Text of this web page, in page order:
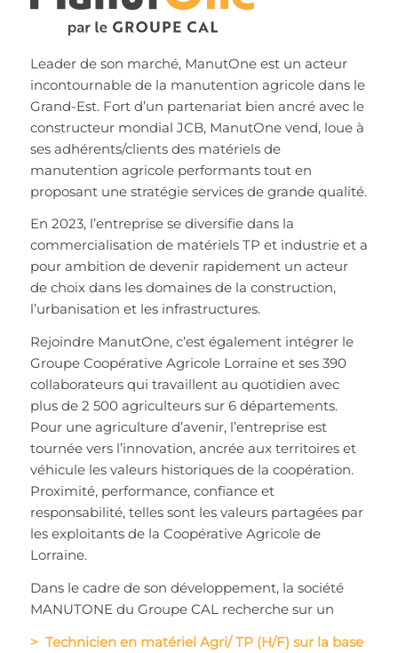
Leader de son marché, ManutOne est un acteur
incontournable de la manutention agricole dans le
Grand-Est. Fort d’un partenariat bien ancré avec le
constructeur mondial JCB, ManutOne vend, loue à
ses adhérents/clients des matériels de
manutention agricole performants tout en
proposant une stratégie services de grande qualité.
En 2023, l’entreprise se diversifie dans la
commercialisation de matériels TP et industrie et a
pour ambition de devenir rapidement un acteur
de choix dans les domaines de la construction,
l’urbanisation et les infrastructures.
Rejoindre ManutOne, c’est également intégrer le
Groupe Coopérative Agricole Lorraine et ses 390
collaborateurs qui travaillent au quotidien avec
plus de 2 500 agriculteurs sur 6 départements.
Pour une agriculture d’avenir, l’entreprise est
tournée vers l’innovation, ancrée aux territoires et
véhicule les valeurs historiques de la coopération.
Proximité, performance, confiance et
responsabilité, telles sont les valeurs partagées par
les exploitants de la Coopérative Agricole de
Lorraine.
Dans le cadre de son développement, la société
MANUTONE du Groupe CAL recherche sur un
> Technicien en matériel Agri/ TP (H/F) sur la base